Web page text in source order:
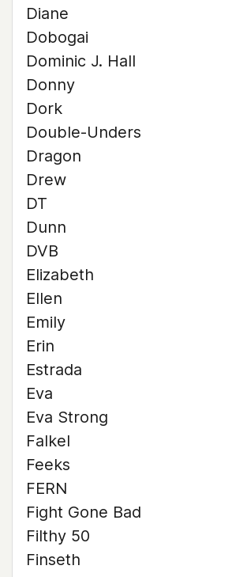
Diane
Dobogai
Dominic J. Hall
Donny
Dork
Double-Unders
Dragon
Drew
DT
Dunn
DVB
Elizabeth
Ellen
Emily
Erin
Estrada
Eva
Eva Strong
Falkel
Feeks
FERN
Fight Gone Bad
Filthy 50
Finseth